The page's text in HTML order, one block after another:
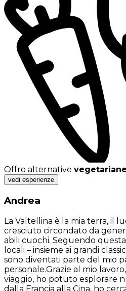
Offro alternative vegetariane
vedi esperienze
Andrea
La Valtellina è la mia terra, il
cresciuto circondato da
abili cuochi. Seguendo
locali – insieme ai grandi
sono diventati parte del mio
personale.Grazie al mio
viaggio, ho potuto esplorare
dalla Francia alla Cina, ho